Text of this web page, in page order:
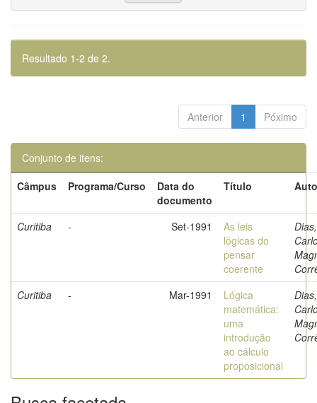
Resultado 1-2 de 2.
Anterior 1 Póximo
Conjunto de itens:
Câmpus
Programa/Curso
Data do
documento
Título
Curitiba - Set-1991
As leis
lógicas do
pensar
coerente
Dias,
Curitiba
- Mar-1991
Lógica
matemática:
uma
introdução
ao cálculo
proposicional
Dias,